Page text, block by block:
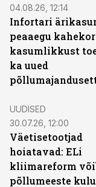
04.08.26, 12:14
Infortari
peaaegu
kasumlikkust
ka uued
UUDISED
30.07.26, 12:00
Väetisetootjad
hoiatavad: ELi
kliimareform
põllumeeste